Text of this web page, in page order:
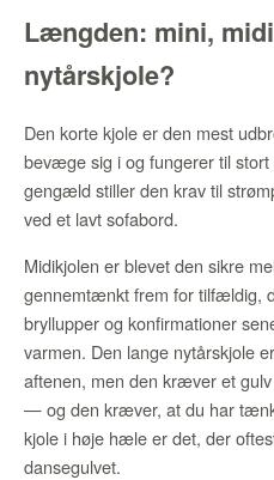
Længden: mini,
nytårskjole?
Den korte kjole er den mest
bevæge sig i og fungerer til
gengæld stiller den krav til
ved et lavt sofabord.
Midikjolen er blevet den sikre
gennemtænkt frem for tilfældig,
bryllupper og konfirmationer
varmen. Den lange nytårskjole
aftenen, men den kræver et
— og den kræver, at du har
kjole i høje hæle er det, der
dansegulvet.